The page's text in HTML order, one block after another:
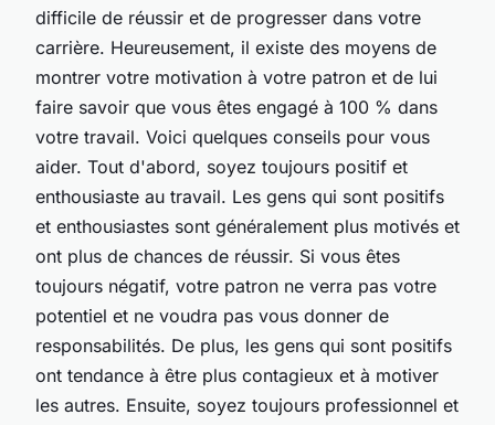
difficile de réussir et de progresser dans votre
carrière. Heureusement, il existe des moyens de
montrer votre motivation à votre patron et de lui
faire savoir que vous êtes engagé à 100 % dans
votre travail. Voici quelques conseils pour vous
aider. Tout d'abord, soyez toujours positif et
enthousiaste au travail. Les gens qui sont positifs
et enthousiastes sont généralement plus motivés et
ont plus de chances de réussir. Si vous êtes
toujours négatif, votre patron ne verra pas votre
potentiel et ne voudra pas vous donner de
responsabilités. De plus, les gens qui sont positifs
ont tendance à être plus contagieux et à motiver
les autres. Ensuite, soyez toujours professionnel et